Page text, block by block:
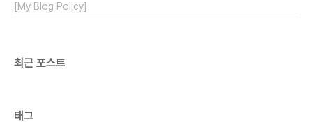
[My Blog Policy]
최근 포스트
태그